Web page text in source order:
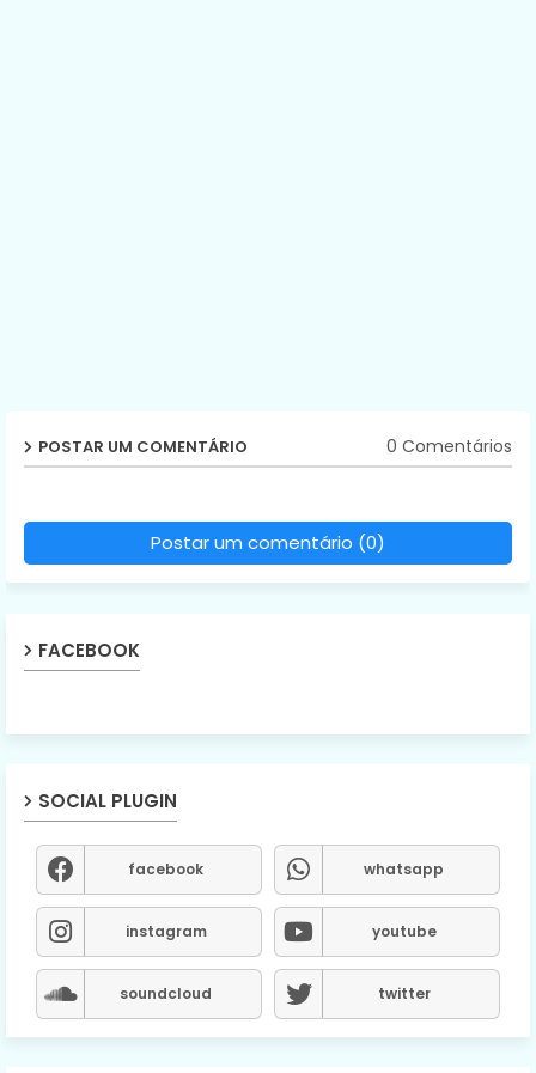
POSTAR UM COMENTÁRIO 0 Comentários
Postar um comentário (0)
FACEBOOK
SOCIAL PLUGIN
facebook whatsapp
instagram youtube
soundcloud twitter